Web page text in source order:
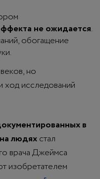
не ожидается.
обогащение
но
ход исследований
в
людяхстал
врача Джеймса
изобретателем